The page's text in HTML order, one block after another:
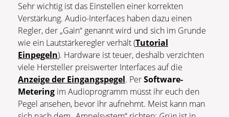
Sehr wichtig ist das Einstellen einer korrekten
Verstärkung. Audio-Interfaces haben dazu einen
Regler, der „Gain“ genannt wird und sich im Grunde
wie ein Lautstärkeregler verhält (Tutorial
Einpegeln). Hardware ist teuer, deshalb verzichten
viele Hersteller preiswerter Interfaces auf die
Anzeige der Eingangspegel. PerSoftware-
Metering im Audioprogramm müsst ihr euch den
Pegel ansehen, bevor ihr aufnehmt. Meist kann man